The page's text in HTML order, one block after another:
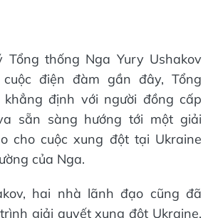
Tổng thống Nga Yury Ushakov
điện đàm gần đây, Tổng
định với người đồng cấp
sẵn sàng hướng tới một giải
cho cuộc xung đột tại Ukraine
của Nga.
hai nhà lãnh đạo cũng đã
giải quyết xung đột Ukraine,